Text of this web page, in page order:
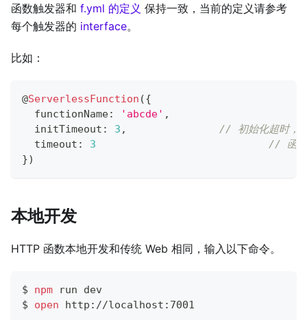
函数触发器和 f.yml 的定义 保持一致，当前的定义请参考
每个触发器的 interface。
比如：
@ServerlessFunction ({
  functionName
: 'abcde' ,
  initTimeout
: 3 ,
// 初始化超时，
  timeout
: 3
// 函数
})
本地开发
HTTP 函数本地开发和传统 Web 相同，输入以下命令。
$ npm run dev
$ open http://localhost:7001